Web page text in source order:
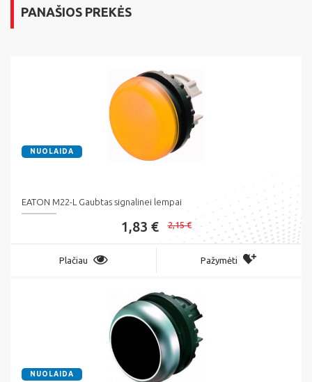
PANAŠIOS PREKĖS
NUOLAIDA
EATON M22-L Gaubtas signalinei lempai
1,83 € 2,15 €
Plačiau Pažymėti
NUOLAIDA